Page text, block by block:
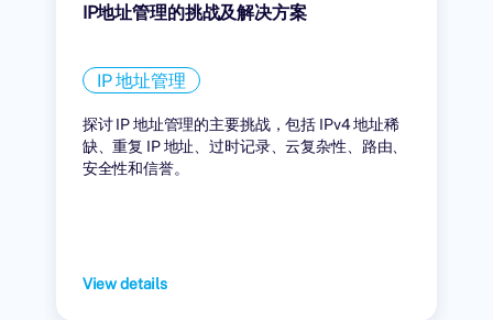
IP地址管理的挑战及解决方案
IP 地址管理
探讨 IP 地址管理的主要挑战，包括 IPv4 地址稀
缺、重复 IP 地址、过时记录、云复杂性、路由、
安全性和信誉。
View details